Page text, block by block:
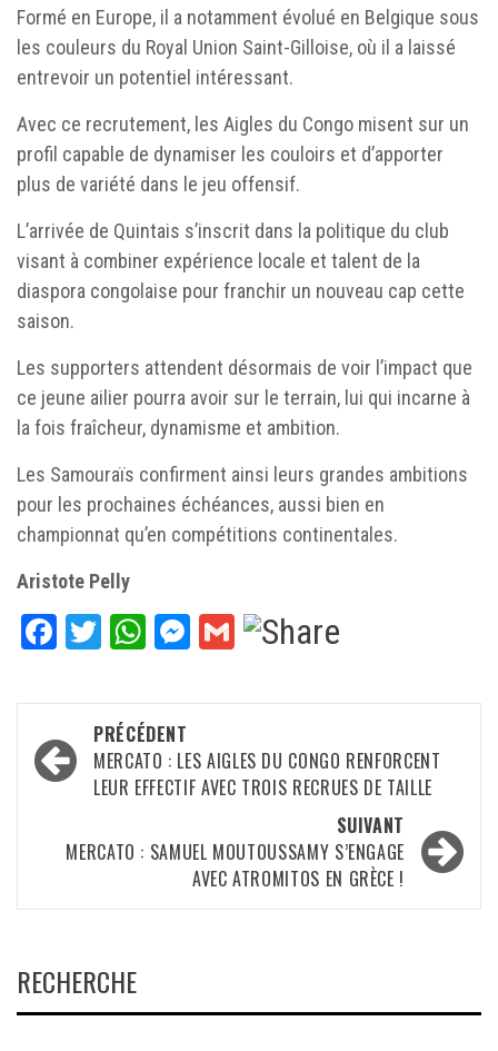
Formé en Europe, il a notamment évolué en Belgique sous
les couleurs du Royal Union Saint-Gilloise, où il a laissé
entrevoir un potentiel intéressant.
Avec ce recrutement, les Aigles du Congo misent sur un
profil capable de dynamiser les couloirs et d’apporter
plus de variété dans le jeu offensif.
L’arrivée de Quintais s’inscrit dans la politique du club
visant à combiner expérience locale et talent de la
diaspora congolaise pour franchir un nouveau cap cette
saison.
Les supporters attendent désormais de voir l’impact que
ce jeune ailier pourra avoir sur le terrain, lui qui incarne à
la fois fraîcheur, dynamisme et ambition.
Les Samouraïs confirment ainsi leurs grandes ambitions
pour les prochaines échéances, aussi bien en
championnat qu’en compétitions continentales.
Aristote Pelly
Facebook
TwitterWhatsApp
Messenger
Gmail
Navigation
d’article
PRÉCÉDENT
MERCATO : LES AIGLES DU CONGO RENFORCENT
LEUR EFFECTIF AVEC TROIS RECRUES DE TAILLE
SUIVANT
MERCATO : SAMUEL MOUTOUSSAMY S’ENGAGE
AVEC ATROMITOS EN GRÈCE !
RECHERCHE